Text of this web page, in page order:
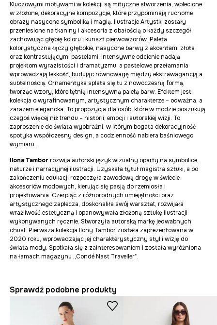
Kluczowymi motywami w kolekcji są mityczne stworzenia, wplecione
w złożone, dekoracyjne kompozycje, które przypominają ruchome
obrazy nasycone symboliką i magią. Ilustracje Artystki zostały
przeniesione na tkaniny i akcesoria z dbałością o każdy szczegół,
zachowując głębię koloru i kunszt pierwowzorów. Paleta
kolorystyczna łączy głębokie, nasycone barwy z akcentami złota
oraz kontrastującymi pastelami. Intensywne odcienie nadają
projektom wyrazistości i dramatyzmu, a pastelowe przełamania
wprowadzają lekkość, budując równowagę między ekstrawagancją a
subtelnością. Ornamentyka splata się tu z nowoczesną formą,
tworząc wzory, które tętnią intensywną paletą barw. Efektem jest
kolekcja o wyrafinowanym, artystycznym charakterze – odważna, a
zarazem elegancka. To propozycja dla osób, które w modzie poszukują
czegoś więcej niż trendu – historii, emocji i autorskiej wizji. To
zaproszenie do świata wyobraźni, w którym bogata dekoracyjność
spotyka współczesny design, a codzienność nabiera baśniowego
wymiaru.
Ilona Tambor rozwija autorski język wizualny oparty na symbolice,
naturze i narracyjnej ilustracji. Uzyskała tytuł magistra sztuki, a po
zakończeniu edukacji rozpoczęła zawodową drogę w świecie
akcesoriów modowych, kierując się pasją do rzemiosła i
projektowania. Czerpiąc z różnorodnych umiejętności oraz
artystycznego zaplecza, doskonaliła swój warsztat, rozwijała
wrażliwość estetyczną i opanowywała złożoną sztukę ilustracji
wykonywanych ręcznie. Stworzyła autorską markę jedwabnych
chust. Pierwsza kolekcja Ilony Tambor została zaprezentowana w
2020 roku, wprowadzając jej charakterystyczny styl i wizję do
świata mody. Spotkała się z zainteresowaniem i została wyróżniona
na łamach magazynu „Condé Nast Traveller”.
Sprawdź podobne produkty